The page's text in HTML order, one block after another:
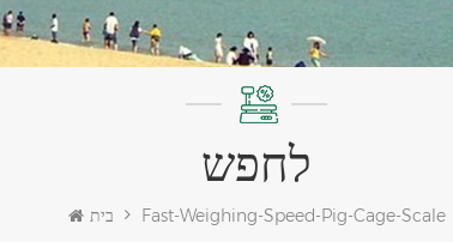
לחפש
בית Fast-Weighing-Speed-Pig-Cage-Scale